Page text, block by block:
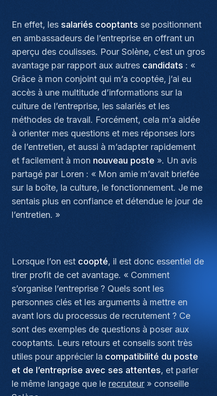
En effet, les salariés cooptants se positionnent
en ambassadeurs de l’entreprise en offrant un
aperçu des coulisses. Pour Solène, c’est un gros
avantage par rapport aux autres candidats : «
Grâce à mon conjoint qui m’a cooptée, j’ai eu
accès à une multitude d’informations sur la
culture de l’entreprise, les salariés et les
méthodes de travail. Forcément, cela m’a aidée
à orienter mes questions et mes réponses lors
de l’entretien, et aussi à m’adapter rapidement
et facilement à mon nouveau poste ». Un avis
partagé par Loren : « Mon amie m’avait briefée
sur la boîte, la culture, le fonctionnement. Je me
sentais plus en confiance et détendue le jour de
l’entretien. »
Lorsque l’on est coopté, il est donc essentiel de
tirer profit de cet avantage. « Comment
s’organise l’entreprise ? Quels sont les
personnes clés et les arguments à mettre en
avant lors du processus de recrutement ? Ce
sont des exemples de questions à poser aux
cooptants. Leurs retours et conseils sont très
utiles pour apprécier la compatibilité du poste
et de l’entreprise avec ses attentes, et parler
le même langage que le recruteur » conseille